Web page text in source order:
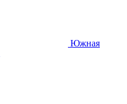
Южная